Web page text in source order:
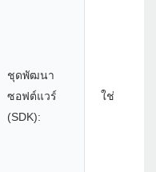
ชุดพัฒนา
ซอฟต์แวร์
(SDK):
ใช่